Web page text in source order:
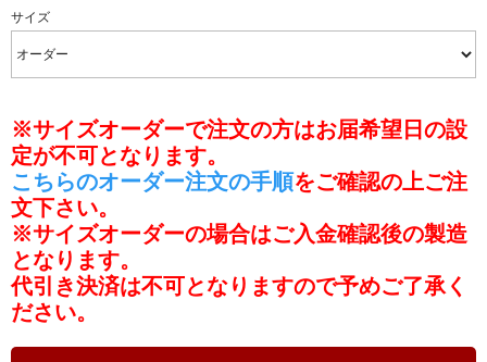
サイズ
※サイズオーダーで注文の方はお届希望日の設
定が不可となります。
こちらのオーダー注文の手順をご確認の上ご注
文下さい。
※サイズオーダーの場合はご入金確認後の製造
となります。
代引き決済は不可となりますので予めご了承く
ださい。